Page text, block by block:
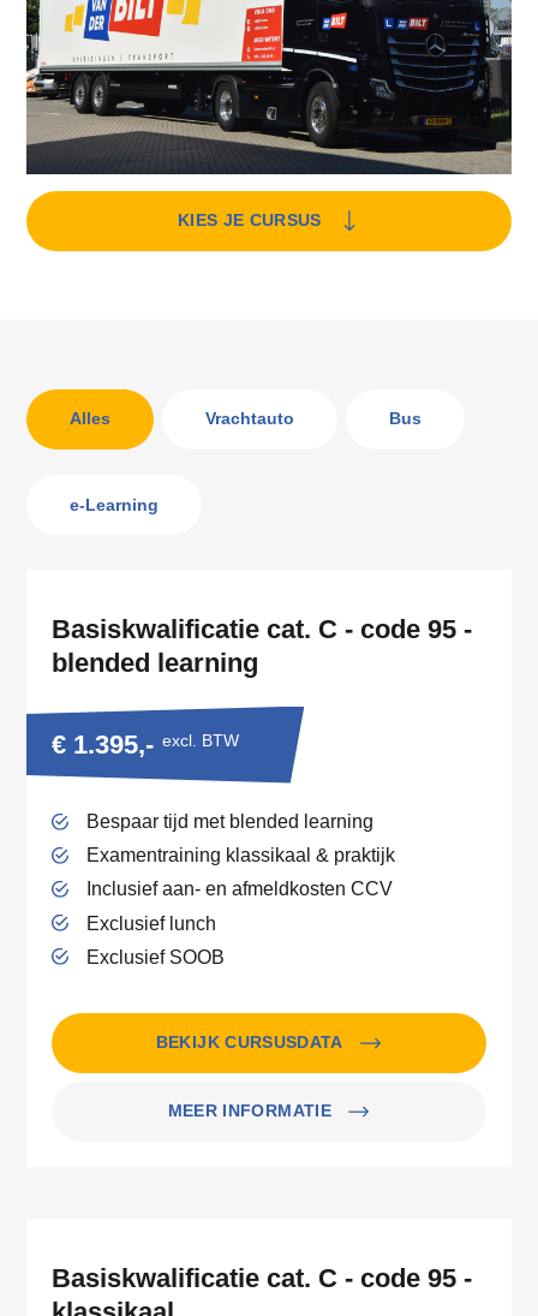
KIES JE CURSUS
Alles Vrachtauto Bus
e-Learning
Basiskwalificatie cat. C - code 95 -
blended learning
€ 1.395,- excl. BTW
Bespaar tijd met blended learning
Examentraining klassikaal & praktijk
Inclusief aan- en afmeldkosten CCV
Exclusief lunch
Exclusief SOOB
BEKIJK CURSUSDATA
MEER INFORMATIE
Basiskwalificatie cat. C - code 95 -